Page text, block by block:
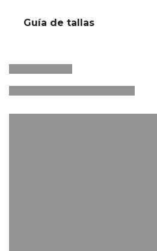
Guía de tallas